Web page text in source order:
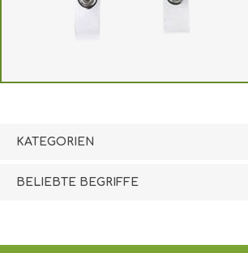
KATEGORIEN
BELIEBTE BEGRIFFE